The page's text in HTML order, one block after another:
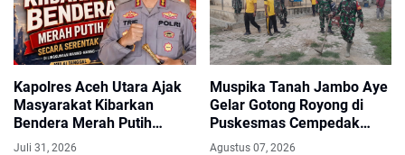
Kapolres Aceh Utara Ajak
Masyarakat Kibarkan
Bendera Merah Putih
Selama Bulan Agustus
Juli 31, 2026
Muspika Tanah Jambo Aye
Gelar Gotong Royong di
Puskesmas Cempedak
Sambut HUT ke-81 RI
Agustus 07, 2026